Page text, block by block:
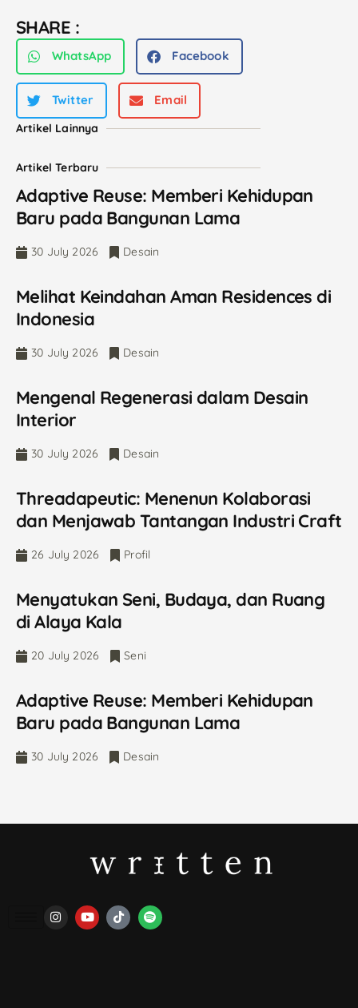
SHARE :
WhatsApp Facebook
Twitter Email
Artikel Lainnya
Artikel Terbaru
Adaptive Reuse: Memberi Kehidupan
Baru pada Bangunan Lama
30 July 2026 Desain
Melihat Keindahan Aman Residences di
Indonesia
30 July 2026 Desain
Mengenal Regenerasi dalam Desain
Interior
30 July 2026 Desain
Threadapeutic: Menenun Kolaborasi
dan Menjawab Tantangan Industri Craft
26 July 2026 Profil
Menyatukan Seni, Budaya, dan Ruang
di Alaya Kala
20 July 2026 Seni
Adaptive Reuse: Memberi Kehidupan
Baru pada Bangunan Lama
30 July 2026 Desain